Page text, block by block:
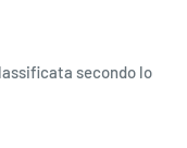
secondo lo